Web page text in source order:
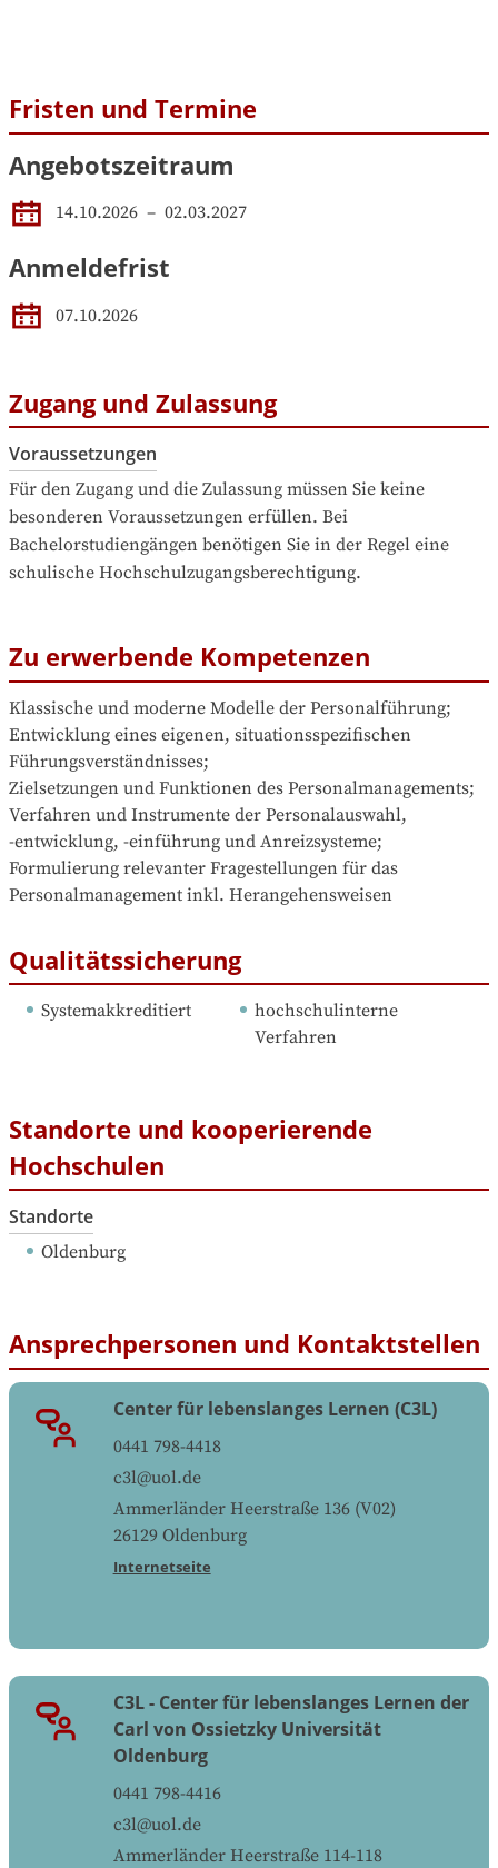
Fristen und Termine
Angebotszeitraum
14.10.2026 – 02.03.2027
Anmeldefrist
07.10.2026
Zugang und Zulassung
Voraussetzungen
Für den Zugang und die Zulassung müssen Sie keine
besonderen Voraussetzungen erfüllen. Bei
Bachelorstudiengängen benötigen Sie in der Regel eine
schulische Hochschulzugangsberechtigung.
Zu erwerbende Kompetenzen
Klassische und moderne Modelle der Personalführung;
Entwicklung eines eigenen, situationsspezifischen
Führungsverständnisses;
Zielsetzungen und Funktionen des Personalmanagements;
Verfahren und Instrumente der Personalauswahl,
‑entwicklung, ‑einführung und Anreizsysteme;
Formulierung relevanter Fragestellungen für das
Personalmanagement inkl. Herangehensweisen
Qualitätssicherung
Systemakkreditiert
hochschulinterne
Verfahren
Standorte und kooperierende
Hochschulen
Standorte
Oldenburg
Ansprechpersonen und Kontaktstellen
Center für lebenslanges Lernen (C3L)
0441 798-4418
c3l@uol.de
Ammerländer Heerstraße 136 (V02)
26129 Oldenburg
Internetseite
C3L - Center für lebenslanges Lernen der
Carl von Ossietzky Universität
Oldenburg
0441 798-4416
c3l@uol.de
Ammerländer Heerstraße 114-118